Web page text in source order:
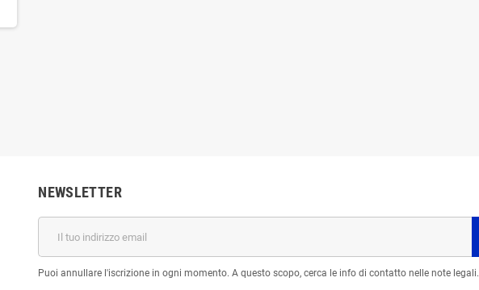
NEWSLETTER
Puoi annullare l'iscrizione in ogni momento. A questo scopo, cerca le info di contatto nelle note legali.